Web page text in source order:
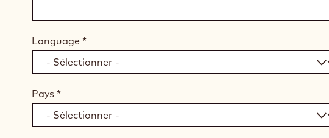
Language *
Pays *